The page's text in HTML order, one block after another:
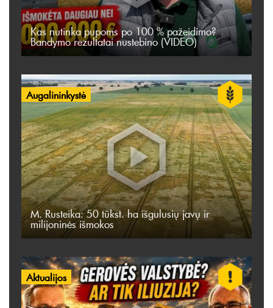
Kas nutinka pupoms po 100 % pažeidimo?
Bandymo rezultatai nustebino (VIDEO)
Augalininkystė
M. Rusteika: 50 tūkst. ha išgulusių javų ir
milijoninės išmokos
Aktualijos